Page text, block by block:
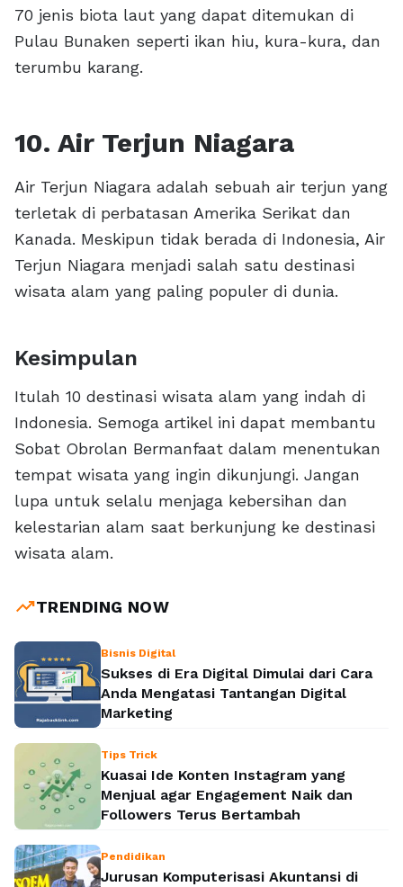
70 jenis biota laut yang dapat ditemukan di
Pulau Bunaken seperti ikan hiu, kura-kura, dan
terumbu karang.
10. Air Terjun Niagara
Air Terjun Niagara adalah sebuah air terjun yang
terletak di perbatasan Amerika Serikat dan
Kanada. Meskipun tidak berada di Indonesia, Air
Terjun Niagara menjadi salah satu destinasi
wisata alam yang paling populer di dunia.
Kesimpulan
Itulah 10 destinasi wisata alam yang indah di
Indonesia. Semoga artikel ini dapat membantu
Sobat Obrolan Bermanfaat dalam menentukan
tempat wisata yang ingin dikunjungi. Jangan
lupa untuk selalu menjaga kebersihan dan
kelestarian alam saat berkunjung ke destinasi
wisata alam.
trending_upTRENDING NOW
Bisnis Digital
Sukses di Era Digital Dimulai dari Cara
Anda Mengatasi Tantangan Digital
Marketing
Tips Trick
Kuasai Ide Konten Instagram yang
Menjual agar Engagement Naik dan
Followers Terus Bertambah
Pendidikan
Jurusan Komputerisasi Akuntansi di